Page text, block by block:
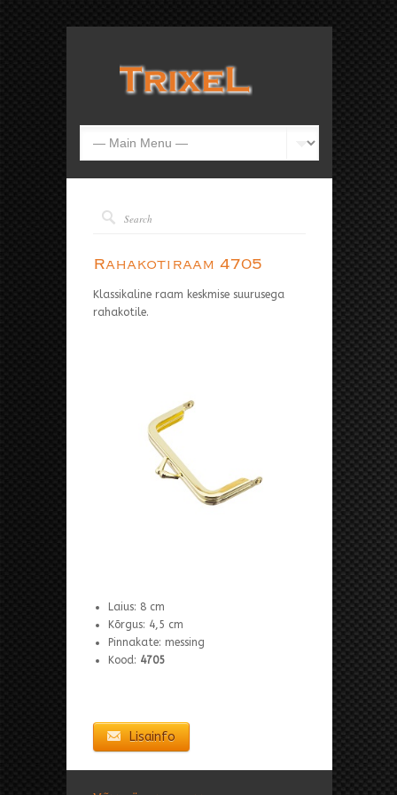
Rahakotiraam 4705
Klassikaline raam keskmise suurusega
rahakotile.
Laius: 8 cm
Kõrgus: 4,5 cm
Pinnakate: messing
Kood: 4705
Lisainfo